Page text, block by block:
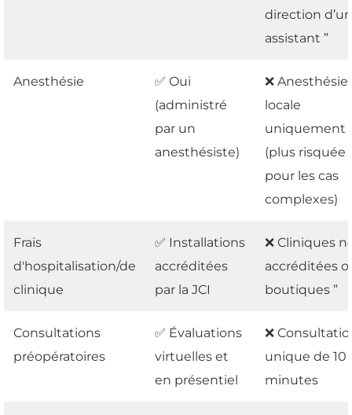
direction d’un
assistant ”
Anesthésie
✅ Oui
(administré
par un
anesthésiste)
❌ Anesthésie
locale
uniquement
(plus risquée
pour les cas
complexes)
Frais
d'hospitalisation/de
clinique
✅ Installations
accréditées
par la JCI
❌ Cliniques
accréditées
boutiques ”
Consultations
préopératoires
✅ Évaluations
virtuelles et
en présentiel
❌
unique de 10
minutes